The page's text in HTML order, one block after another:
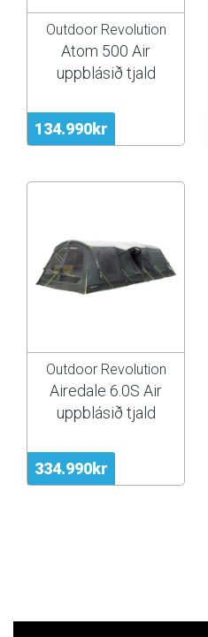
134.990kr
Outdoor Revolution
Atom 500 Air
uppblásið tjald
334.990kr
Outdoor Revolution
Airedale 6.0S Air
uppblásið tjald